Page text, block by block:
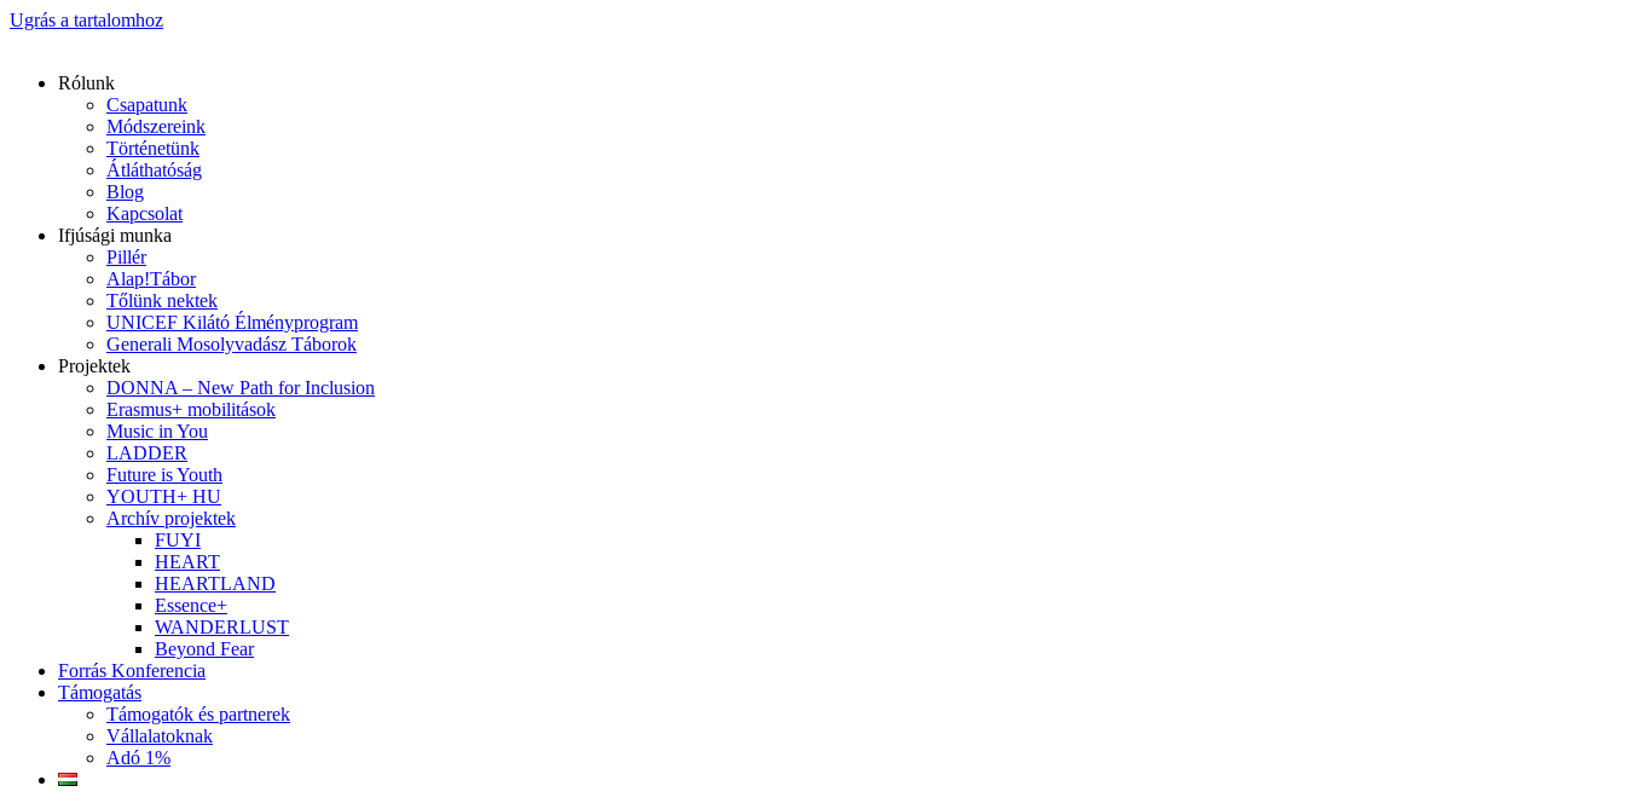
Ugrás a tartalomhoz
Rólunk
Csapatunk
Módszereink
Történetünk
Átláthatóság
Blog
Kapcsolat
Ifjúsági munka
Pillér
Alap!Tábor
Tőlünk nektek
UNICEF Kilátó Élményprogram
Generali Mosolyvadász Táborok
Projektek
DONNA – New Path for Inclusion
Erasmus+ mobilitások
Music in You
LADDER
Future is Youth
YOUTH+ HU
Archív projektek
FUYI
HEART
HEARTLAND
Essence+
WANDERLUST
Beyond Fear
Forrás Konferencia
Támogatás
Támogatók és partnerek
Vállalatoknak
Adó 1%